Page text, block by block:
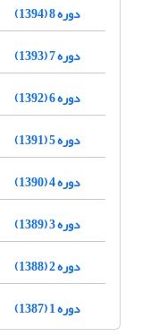
دوره 8 (1394)
دوره 7 (1393)
دوره 6 (1392)
دوره 5 (1391)
دوره 4 (1390)
دوره 3 (1389)
دوره 2 (1388)
دوره 1 (1387)